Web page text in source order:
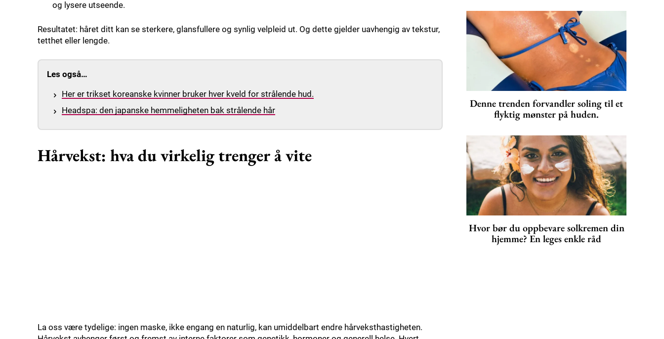
og lysere utseende.
Resultatet: håret ditt kan se sterkere, glansfullere og synlig velpleid ut. Og dette gjelder uavhengig av tekstur,
tetthet eller lengde.
Les også…
Her er trikset koreanske kvinner bruker hver kveld for strålende hud.
Headspa: den japanske hemmeligheten bak strålende hår
Hårvekst: hva du virkelig trenger å vite
La oss være tydelige: ingen maske, ikke engang en naturlig, kan umiddelbart endre hårveksthastigheten.
Denne trenden forvandler soling til et
flyktig mønster på huden.
Hvor bør du oppbevare solkremen din
hjemme? En leges enkle råd